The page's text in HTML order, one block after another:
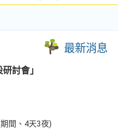
最新消息
討會」
間、4天3夜)